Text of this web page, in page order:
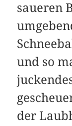
saueren
und so
der